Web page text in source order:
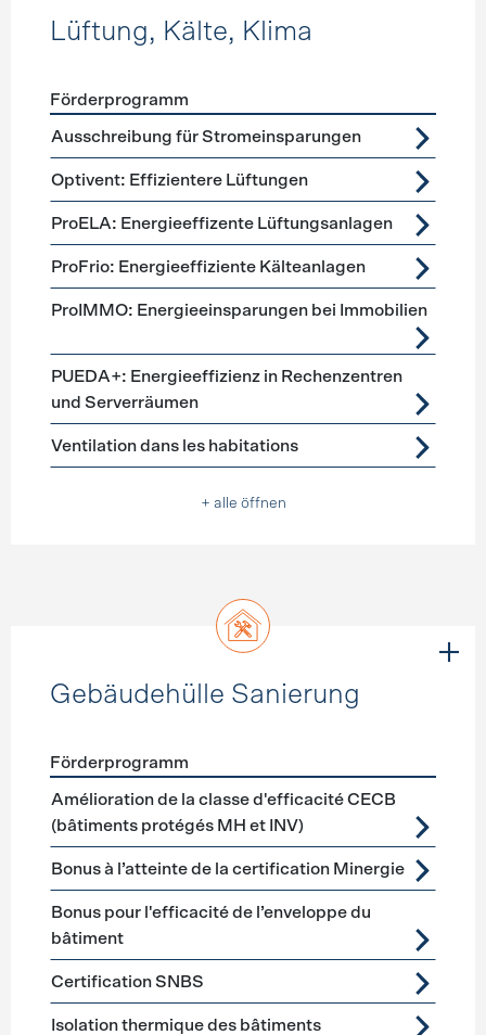
Lüftung, Kälte, Klima
Förderprogramme Lüftung, Kälte, Klima
Förderprogramm
Ausschreibung für Stromeinsparungen
Optivent: Effizientere Lüftungen
ProELA: Energieeffizente Lüftungsanlagen
ProFrio: Energieeffiziente Kälteanlagen
ProIMMO: Energieeinsparungen bei Immobilien
PUEDA+: Energieeffizienz in Rechenzentren
und Serverräumen
Ventilation dans les habitations
+ alle öffnen
Gebäudehülle Sanierung
Förderprogramme Gebäudehülle Sanierung
Förderprogramm
Amélioration de la classe d'efficacité CECB
(bâtiments protégés MH et INV)
Bonus à l’atteinte de la certification Minergie
Bonus pour l'efficacité de l’enveloppe du
bâtiment
Certification SNBS
Isolation thermique des bâtiments